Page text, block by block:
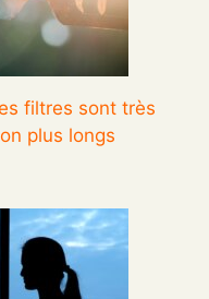
filtres sont très
plus longs